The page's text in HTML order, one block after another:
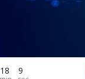
18 8